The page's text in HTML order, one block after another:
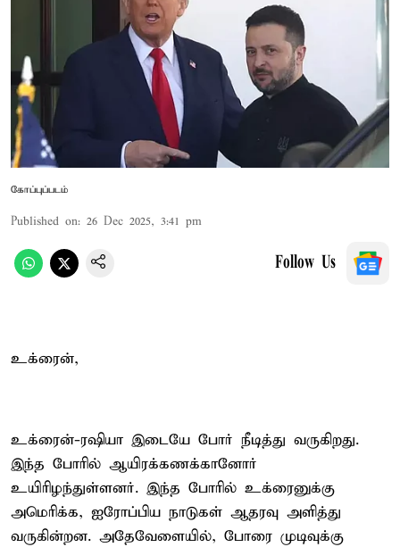
கோப்புப்படம்
Published on: 26 Dec 2025, 3:41 pm
Follow Us
உக்ரைன்,
உக்ரைன்-ரஷியா இடையே போர் நீடித்து வருகிறது.
இந்த போரில் ஆயிரக்கணக்கானோர்
உயிரிழந்துள்ளனர். இந்த போரில் உக்ரைனுக்கு
அமெரிக்க, ஐரோப்பிய நாடுகள் ஆதரவு அளித்து
வருகின்றன. அதேவேளையில், போரை முடிவுக்கு